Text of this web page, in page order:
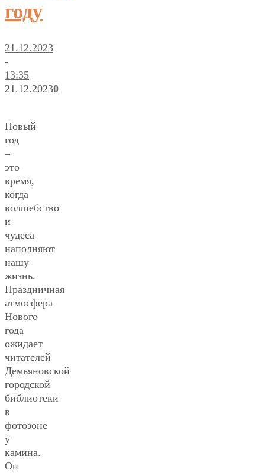
году
21.12.2023
-
13:35
21.12.20230
Новый
год
–
это
время,
когда
волшебство
и
чудеса
наполняют
нашу
жизнь.
Праздничная
атмосфера
Нового
года
ожидает
читателей
Демьяновской
городской
библиотеки
в
фотозоне
у
камина.
Он